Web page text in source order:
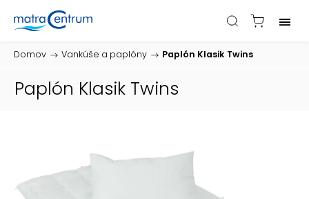
Domov / Vankúše a paplóny / Paplón Klasik Twins
Paplón Klasik Twins